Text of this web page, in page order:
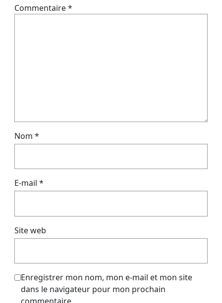
Commentaire*
Nom *
E-mail *
Site web
Enregistrer mon nom, mon e-mail et mon site
dans le navigateur pour mon prochain